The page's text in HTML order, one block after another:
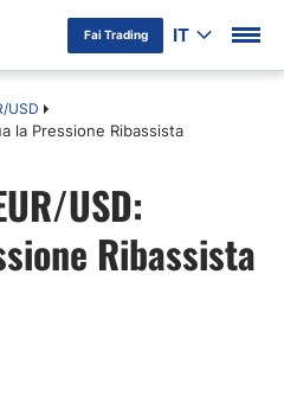
Fai Trading IT
USD
la Pressione Ribassista
USD:
Ribassista